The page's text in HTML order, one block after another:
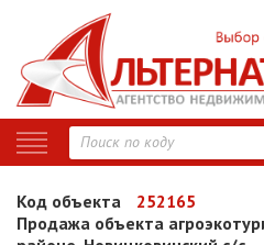
Код объекта
252165
Продажа объекта